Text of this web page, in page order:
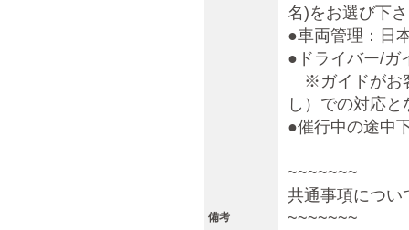
備考
名)をお選び下
●車両管理：日
●ドライバー/ガ
※ガイドがお
し）での対応と
●催行中の途中
~~~~~~~
共通事項につい
~~~~~~~